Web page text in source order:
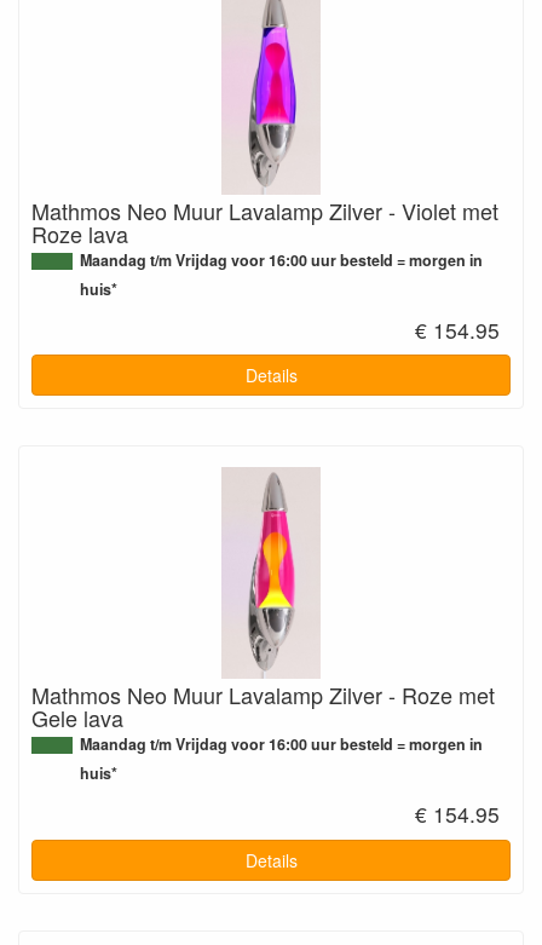
Mathmos Neo Muur Lavalamp Zilver - Violet met
Roze lava
Maandag t/m Vrijdag voor 16:00 uur besteld = morgen in
huis*
€ 154.95
Details
Mathmos Neo Muur Lavalamp Zilver - Roze met
Gele lava
Maandag t/m Vrijdag voor 16:00 uur besteld = morgen in
huis*
€ 154.95
Details